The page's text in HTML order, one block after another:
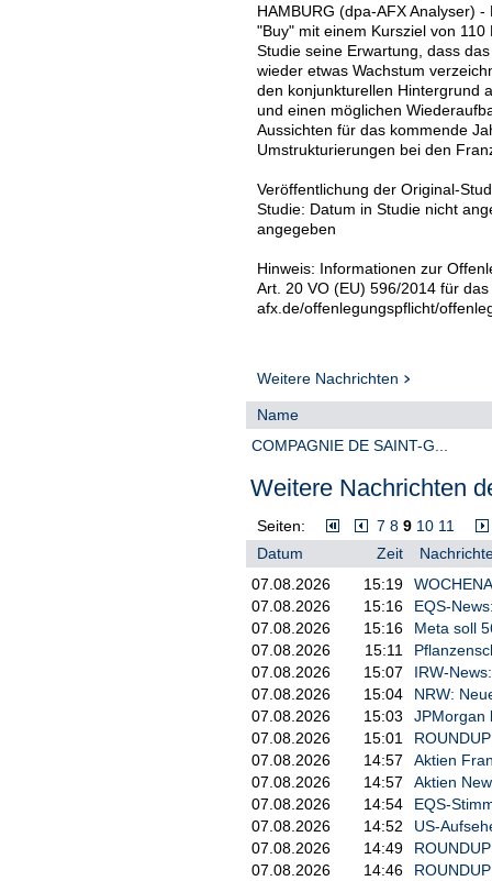
HAMBURG (dpa-AFX Analyser)
"Buy" mit einem Kursziel von
Studie seine Erwartung, dass
wieder etwas Wachstum
den konjunkturellen Hintergrund
und einen möglichen
Aussichten für das kommende
Umstrukturierungen bei den
Veröffentlichung der Original-
Studie: Datum in Studie nicht
angegeben
Hinweis: Informationen zur
Art. 20 VO (EU) 596/2014 für
afx.de/offenlegungspflicht/
Weitere Nachrichten
Name
COMPAGNIE DE SAINT-G...
Weitere Nachrichten
Seiten: 7 8 9 10 11
Datum
Zeit
07.08.2026
15:19
07.08.2026
15:16
EQS-
07.08.2026
15:16
Meta soll
07.08.2026
15:11
07.08.2026
15:07
IRW-
07.08.2026
15:04
NRW:
07.08.2026
15:03
JPMorgan
07.08.2026
15:01
07.08.2026
14:57
Aktien
07.08.2026
14:57
Aktien
07.08.2026
14:54
EQS-
07.08.2026
14:52
US-
07.08.2026
14:49
07.08.2026
14:46